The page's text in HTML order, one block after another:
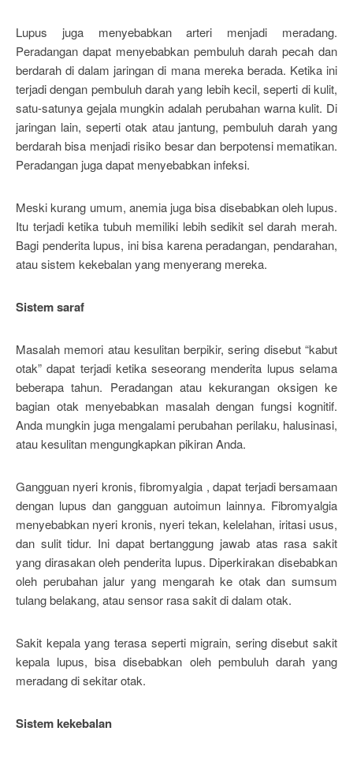
Lupus juga menyebabkan arteri menjadi meradang.
Peradangan dapat menyebabkan pembuluh darah pecah dan
berdarah di dalam jaringan di mana mereka berada. Ketika ini
terjadi dengan pembuluh darah yang lebih kecil, seperti di kulit,
satu-satunya gejala mungkin adalah perubahan warna kulit. Di
jaringan lain, seperti otak atau jantung, pembuluh darah yang
berdarah bisa menjadi risiko besar dan berpotensi mematikan.
Peradangan juga dapat menyebabkan infeksi.
Meski kurang umum, anemia juga bisa disebabkan oleh lupus.
Itu terjadi ketika tubuh memiliki lebih sedikit sel darah merah.
Bagi penderita lupus, ini bisa karena peradangan, pendarahan,
atau sistem kekebalan yang menyerang mereka.
Sistem saraf
Masalah memori atau kesulitan berpikir, sering disebut “kabut
otak” dapat terjadi ketika seseorang menderita lupus selama
beberapa tahun. Peradangan atau kekurangan oksigen ke
bagian otak menyebabkan masalah dengan fungsi kognitif.
Anda mungkin juga mengalami perubahan perilaku, halusinasi,
atau kesulitan mengungkapkan pikiran Anda.
Gangguan nyeri kronis, fibromyalgia , dapat terjadi bersamaan
dengan lupus dan gangguan autoimun lainnya. Fibromyalgia
menyebabkan nyeri kronis, nyeri tekan, kelelahan, iritasi usus,
dan sulit tidur. Ini dapat bertanggung jawab atas rasa sakit
yang dirasakan oleh penderita lupus. Diperkirakan disebabkan
oleh perubahan jalur yang mengarah ke otak dan sumsum
tulang belakang, atau sensor rasa sakit di dalam otak.
Sakit kepala yang terasa seperti migrain, sering disebut sakit
kepala lupus, bisa disebabkan oleh pembuluh darah yang
meradang di sekitar otak.
Sistem kekebalan